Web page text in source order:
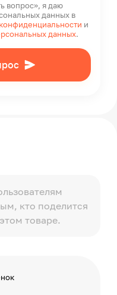
вопрос», я даю
данных в
и
данных.
кто поделится
товаре.